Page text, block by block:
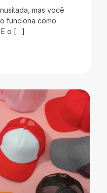
mas você
funciona como
E o […]